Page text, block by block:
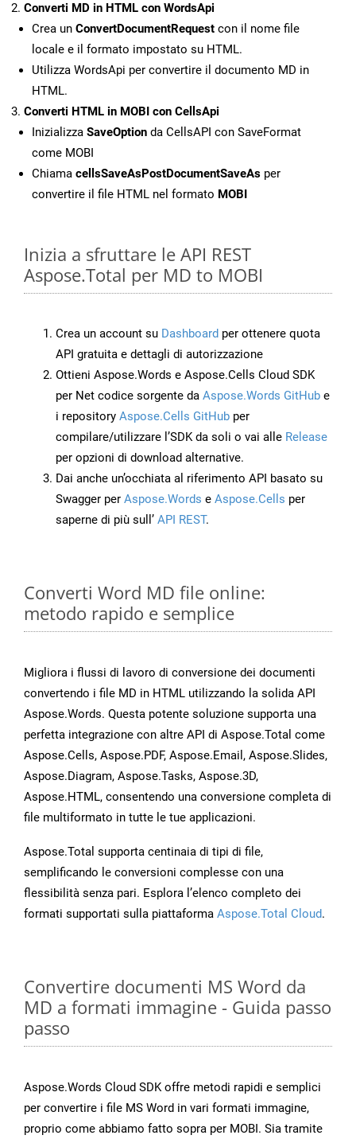
Converti MD in HTML con WordsApi
Crea un ConvertDocumentRequest con il nome file
locale e il formato impostato su HTML.
Utilizza WordsApi per convertire il documento MD in
HTML.
Converti HTML in MOBI con CellsApi
Inizializza SaveOption da CellsAPI con SaveFormat
come MOBI
Chiama cellsSaveAsPostDocumentSaveAs per
convertire il file HTML nel formato MOBI
Inizia a sfruttare le API REST
Aspose.Total per MD to MOBI
Crea un account su Dashboard per ottenere quota
API gratuita e dettagli di autorizzazione
Ottieni Aspose.Words e Aspose.Cells Cloud SDK
per Net codice sorgente da Aspose.Words GitHub e
i repository Aspose.Cells GitHub per
compilare/utilizzare l’SDK da soli o vai alle Release
per opzioni di download alternative.
Dai anche un’occhiata al riferimento API basato su
Swagger per Aspose.Words e Aspose.Cells per
saperne di più sull’ API REST.
Converti Word MD file online:
metodo rapido e semplice
Migliora i flussi di lavoro di conversione dei documenti
convertendo i file MD in HTML utilizzando la solida API
Aspose.Words. Questa potente soluzione supporta una
perfetta integrazione con altre API di Aspose.Total come
Aspose.Cells, Aspose.PDF, Aspose.Email, Aspose.Slides,
Aspose.Diagram, Aspose.Tasks, Aspose.3D,
Aspose.HTML, consentendo una conversione completa di
file multiformato in tutte le tue applicazioni.
Aspose.Total supporta centinaia di tipi di file,
semplificando le conversioni complesse con una
flessibilità senza pari. Esplora l’elenco completo dei
formati supportati sulla piattaforma Aspose.Total Cloud.
Convertire documenti MS Word da
MD a formati immagine - Guida passo
passo
Aspose.Words Cloud SDK offre metodi rapidi e semplici
per convertire i file MS Word in vari formati immagine,
proprio come abbiamo fatto sopra per MOBI. Sia tramite